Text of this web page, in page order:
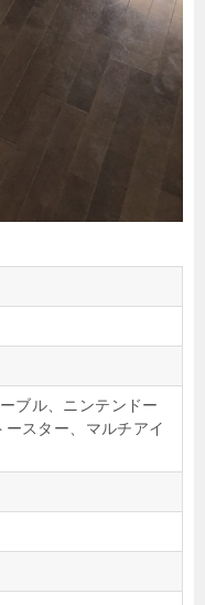
ブル、ニンテンドー
スター、マルチアイ